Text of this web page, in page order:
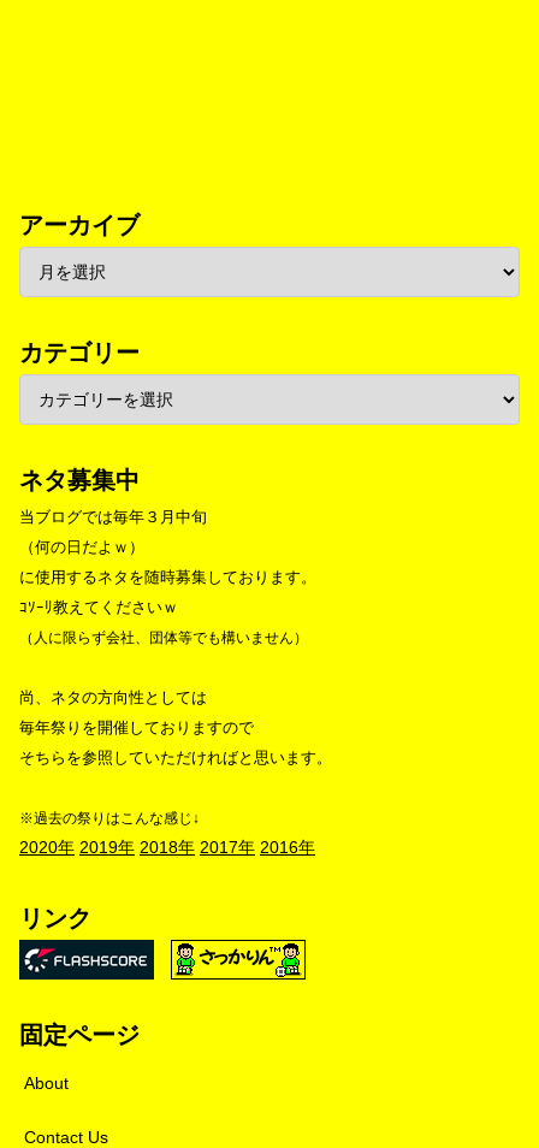
アーカイブ
カテゴリー
ネタ募集中
当ブログでは毎年３月中旬
（何の日だよｗ）
に使用するネタを随時募集しております。
ｺｿｰﾘ教えてくださいｗ
（人に限らず会社、団体等でも構いません）
尚、ネタの方向性としては
毎年祭りを開催しておりますので
そちらを参照していただければと思います。
※過去の祭りはこんな感じ↓
2020年 2019年 2018年 2017年 2016年
リンク
固定ページ
About
Contact Us